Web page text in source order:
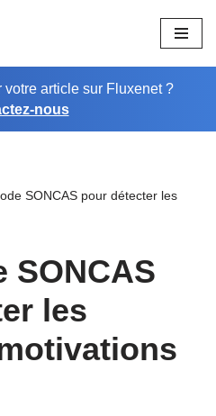
article sur Fluxenet ?
nous
SONCAS pour détecter les
SONCAS
les